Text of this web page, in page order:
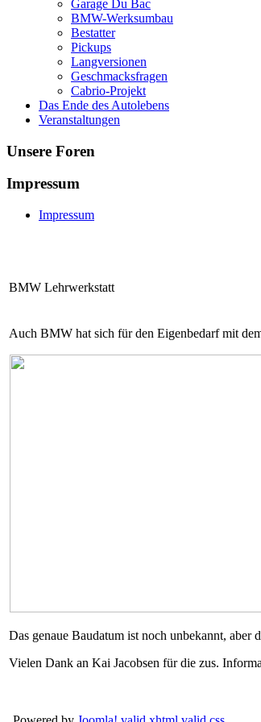
Garage Du Bac
BMW-Werksumbau
Bestatter
Pickups
Langversionen
Geschmacksfragen
Cabrio-Projekt
Das Ende des Autolebens
Veranstaltungen
Unsere Foren
Impressum
Impressum
BMW Lehrwerkstatt
Auch BMW hat sich für den Eigenbedarf mit
Das genaue Baudatum ist noch unbekannt, aber
Vielen Dank an Kai Jacobsen für die zus.